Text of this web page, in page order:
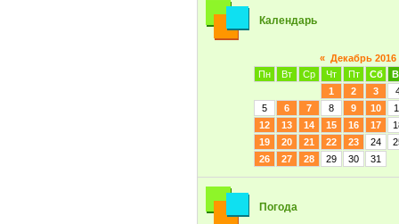
Календарь
« Декабрь 2016
Пн
Вт Ср Чт Пт Сб
1
2 3
5
6 7 8 9 10
12
13 14 15 16 17
19
20 21 22 23 24
26
27 28 29 30 31
Погода